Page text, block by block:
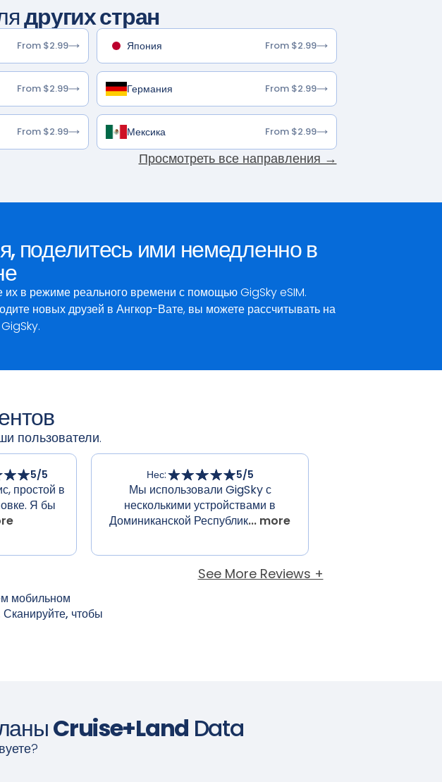
других стран
From $2.99 Япония From $2.99
From $2.99 Германия From $2.99
From $2.99 Мексика From $2.99
Просмотреть все направления →
поделитесь ими немедленно в
в режиме реального времени с помощью GigSky eSIM.
новых друзей в Ангкор-Вате, вы можете рассчитывать на
пользователи.
5/5
простой в
Я бы
Нес: 5/5
Мы использовали GigSky с
несколькими устройствами в
Доминиканской Республик... more
See More Reviews +
мобильном
чтобы
Cruise+Land Data